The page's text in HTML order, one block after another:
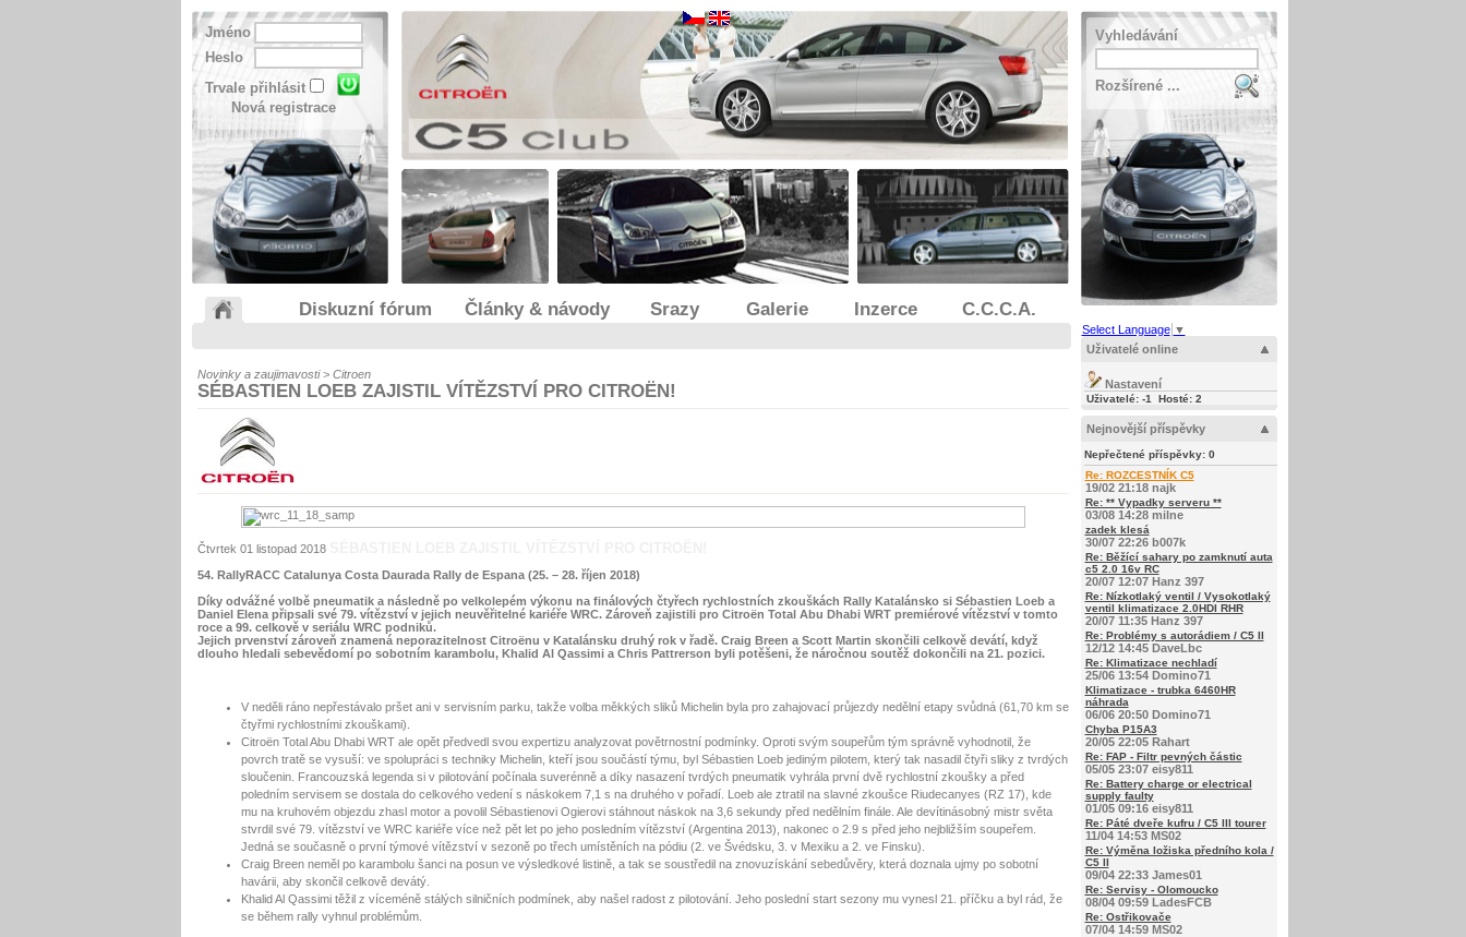
Jméno
Heslo
Trvale přihlásit
Nová registrace
Vyhledávání
Rozšírené ...
Diskuzní fórum Články & návody Srazy Galerie Inzerce C.C.C.A.
Novinky a zaujimavosti > Citroen
SÉBASTIEN LOEB ZAJISTIL VÍTĚZSTVÍ PRO CITROËN!
Čtvrtek 01 listopad 2018
54. RallyRACC Catalunya Costa Daurada Rally de Espana (25. – 28. říjen 2018)
Díky odvážné volbě pneumatik a následně po velkolepém výkonu na finálových čtyřech rychlostních zkouškách Rally Katalánsko si Sébastien Loeb a
Daniel Elena připsali své 79. vítězství v jejich neuvěřitelné kariéře WRC. Zároveň zajistili pro Citroën Total Abu Dhabi WRT premiérové vítězství v tomto
roce a 99. celkově v seriálu WRC podniků.
Jejich prvenství zároveň znamená neporazitelnost Citroënu v Katalánsku druhý rok v řadě. Craig Breen a Scott Martin skončili celkově devátí, když
dlouho hledali sebevědomí po sobotním karambolu, Khalid Al Qassimi a Chris Pattrerson byli potěšeni, že náročnou soutěž dokončili na 21. pozici.
V neděli ráno nepřestávalo pršet ani v servisním parku, takže volba měkkých sliků Michelin byla pro zahajovací průjezdy nedělní etapy svůdná (61,70 km se
čtyřmi rychlostními zkouškami).
Citroën Total Abu Dhabi WRT ale opět předvedl svou expertizu analyzovat povětrnostní podmínky. Oproti svým soupeřům tým správně vyhodnotil, že
povrch tratě se vysuší: ve spolupráci s techniky Michelin, kteří jsou součástí týmu, byl Sébastien Loeb jediným pilotem, který tak nasadil čtyři sliky z tvrdých
sloučenin. Francouzská legenda si v pilotování počínala suverénně a díky nasazení tvrdých pneumatik vyhrála první dvě rychlostní zkoušky a před
poledním servisem se dostala do celkového vedení s náskokem 7,1 s na druhého v pořadí. Loeb ale ztratil na slavné zkoušce Riudecanyes (RZ 17), kde
mu na kruhovém objezdu zhasl motor a povolil Sébastienovi Ogierovi stáhnout náskok na 3,6 sekundy před nedělním finále. Ale devítinásobný mistr světa
stvrdil své 79. vítězství ve WRC kariéře více než pět let po jeho posledním vítězství (Argentina 2013), nakonec o 2.9 s před jeho nejbližším soupeřem.
Jedná se současně o první týmové vítězství v sezoně po třech umístěních na pódiu (2. ve Švédsku, 3. v Mexiku a 2. ve Finsku).
Craig Breen neměl po karambolu šanci na posun ve výsledkové listině, a tak se soustředil na znovuzískání sebedůvěry, která doznala ujmy po sobotní
havárii, aby skončil celkově devátý.
Khalid Al Qassimi těžil z víceméně stálých silničních podmínek, aby našel radost z pilotování. Jeho poslední start sezony mu vynesl 21. příčku a byl rád, že
se během rally vyhnul problémům.
Select Language ▼
Uživatelé online
Nastavení
Uživatelé: -1 Hosté: 2
Nejnovější příspěvky
Nepřečtené příspěvky: 0
Re: ROZCESTNÍK C5
19/02 21:18 najk
Re: ** Vypadky serveru **
03/08 14:28 milne
zadek klesá
30/07 22:26 b007k
Re: Běžící sahary po zamknutí auta
c5 2.0 16v RC
20/07 12:07 Hanz 397
Re: Nízkotlaký ventil / Vysokotlaký
ventil klimatizace 2.0HDI RHR
20/07 11:35 Hanz 397
Re: Problémy s autorádiem / C5 II
12/12 14:45 DaveLbc
Re: Klimatizace nechladí
25/06 13:54 Domino71
Klimatizace - trubka 6460HR
náhrada
06/06 20:50 Domino71
Chyba P15A3
20/05 22:05 Rahart
Re: FAP - Filtr pevných částic
05/05 23:07 eisy811
Re: Battery charge or electrical
supply faulty
01/05 09:16 eisy811
Re: Páté dveře kufru / C5 III tourer
11/04 14:53 MS02
Re: Výměna ložiska předního kola /
C5 II
09/04 22:33 James01
Re: Servisy - Olomoucko
08/04 09:59 LadesFCB
Re: Ostřikovače
07/04 14:59 MS02